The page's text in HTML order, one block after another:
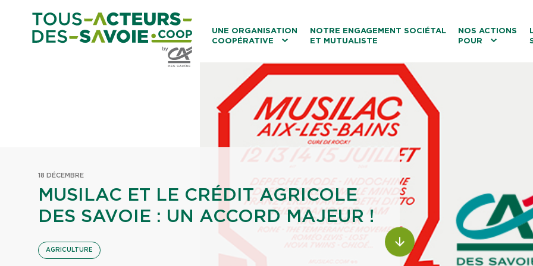
UNE ORGANISATION
COOPÉRATIVE
Caisses Locales
NOTRE ENGAGEMENT SOCIÉTAL
ET MUTUALISTE
NOS ACTIONS
POUR
18 DÉCEMBRE
MUSILAC ET LE CRÉDIT AGRICOLE
DES SAVOIE : UN ACCORD MAJEUR !
AGRICULTURE